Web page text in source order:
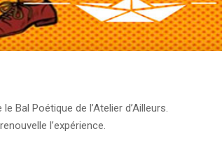
Poétique de l’Atelier d’Ailleurs.
l’expérience.